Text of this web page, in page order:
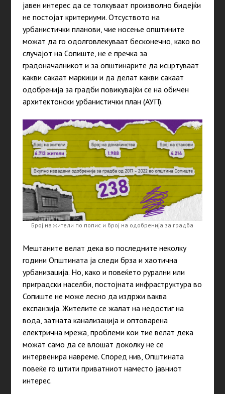
јавен интерес да се толкуваат произволно бидејќи
не постојат критериуми. Отсуството на
урбанистички планови, чие носење општините
можат да го одолговлекуваат бесконечно, како во
случајот на Сопиште, не е пречка за
градоначалникот и за општинарите да исцртуваат
какви сакаат маркици и да делат какви сакаат
одобренија за градби повикувајќи се на обичен
архитектонски урбанистички план (АУП).
Број на жители по попис и број на одобренија за градба
Мештаните велат дека во последните неколку
години Општината ја следи брза и хаотична
урбанизација. Но, како и повеќето рурални или
приградски населби, постојната инфраструктура во
Сопиште не може лесно да издржи ваква
експанзија. Жителите се жалат на недостиг на
вода, затната канализација и оптоварена
електрична мрежа, проблеми кои тие велат дека
можат само да се влошат доколку не се
интервенира навреме. Според нив, Општината
повеќе го штити приватниот наместо јавниот
интерес.